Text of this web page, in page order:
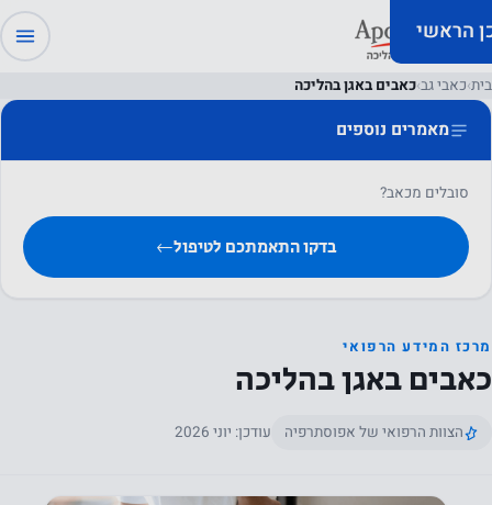
הראשי
בית›כאבי גב›כאבים באגן בהליכה
מאמרים נוספים
סובלים מכאב?
בדקו התאמתכם לטיפול←
מרכז המידע הרפואי
כאבים באגן בהליכה
הצוות הרפואי של אפוסתרפיה עודכן: יוני 2026